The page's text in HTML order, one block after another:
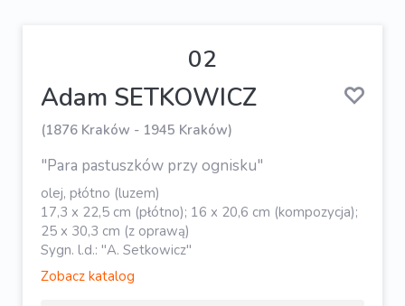
02
Adam SETKOWICZ
(1876 Kraków - 1945 Kraków)
"Para pastuszków przy ognisku"
olej, płótno (luzem)
17,3 x 22,5 cm (płótno); 16 x 20,6 cm (kompozycja);
25 x 30,3 cm (z oprawą)
Sygn. l.d.: "A. Setkowicz"
Zobacz katalog